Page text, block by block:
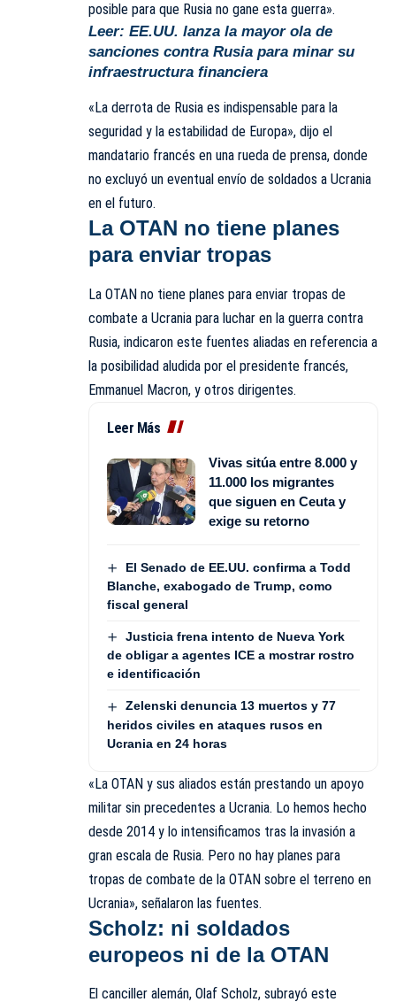
posible para que Rusia no gane esta guerra».
Leer: EE.UU. lanza la mayor ola de
sanciones contra Rusia para minar su
infraestructura financiera
«La derrota de Rusia es indispensable para la
seguridad y la estabilidad de Europa», dijo el
mandatario francés en una rueda de prensa, donde
no excluyó un eventual envío de soldados a Ucrania
en el futuro.
La OTAN no tiene planes
para enviar tropas
La OTAN no tiene planes para enviar tropas de
combate a Ucrania para luchar en la guerra contra
Rusia, indicaron este fuentes aliadas en referencia a
la posibilidad aludida por el presidente francés,
Emmanuel Macron, y otros dirigentes.
Leer Más
Vivas sitúa entre 8.000 y
11.000 los migrantes
que siguen en Ceuta y
exige su retorno
El Senado de EE.UU. confirma a Todd
Blanche, exabogado de Trump, como
fiscal general
Justicia frena intento de Nueva York
de obligar a agentes ICE a mostrar rostro
e identificación
Zelenski denuncia 13 muertos y 77
heridos civiles en ataques rusos en
Ucrania en 24 horas
«La OTAN y sus aliados están prestando un apoyo
militar sin precedentes a Ucrania. Lo hemos hecho
desde 2014 y lo intensificamos tras la invasión a
gran escala de Rusia. Pero no hay planes para
tropas de combate de la OTAN sobre el terreno en
Ucrania», señalaron las fuentes.
Scholz: ni soldados
europeos ni de la OTAN
El canciller alemán, Olaf Scholz, subrayó este